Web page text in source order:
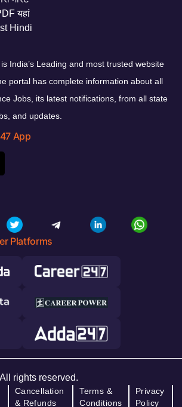
is India’s Leading and most trusted website
portal has complete information about all
Jobs, its latest notifications, from all state
and updates.
App
Platforms
rights reserved.
Cancellation
& Refunds
Terms &
Conditions
Privacy
Policy